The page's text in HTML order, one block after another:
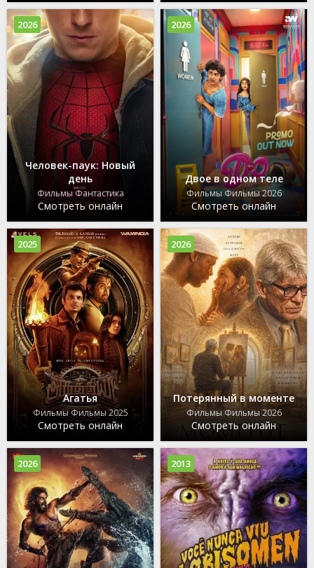
Человек-паук: Новый
день
Фильмы Фантастика
Смотреть онлайн
2026
Двое в одном теле
Фильмы Фильмы 2026
Смотреть онлайн
2026
Агатья
Фильмы Фильмы 2025
Смотреть онлайн
2025
Потерянный в моменте
Фильмы Фильмы 2026
Смотреть онлайн
2026
2026 2013